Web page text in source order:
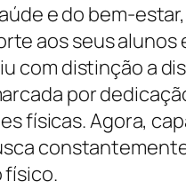
e do bem-
aos seus alunos
com distinção a
por
físicas. Agora,
físico.